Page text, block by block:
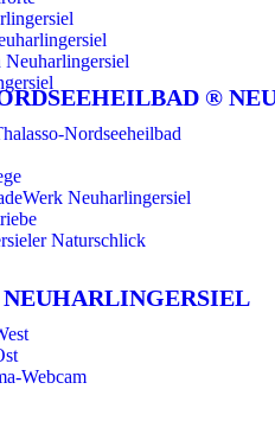
®
Nordseeheilbad
Neuharlingersiel
Naturschlick
Webcam